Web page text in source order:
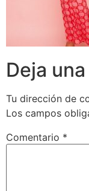
Deja
Tu dirección de
Los campos
Comentario *